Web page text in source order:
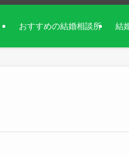
おすすめの結婚相談所 結